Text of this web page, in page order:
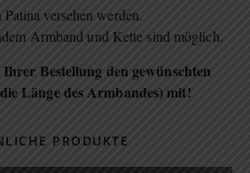
versehen werden.
Armband und Kette sind möglich.
Bestellung den gewünschten
Länge des Armbandes) mit!
PRODUKTE